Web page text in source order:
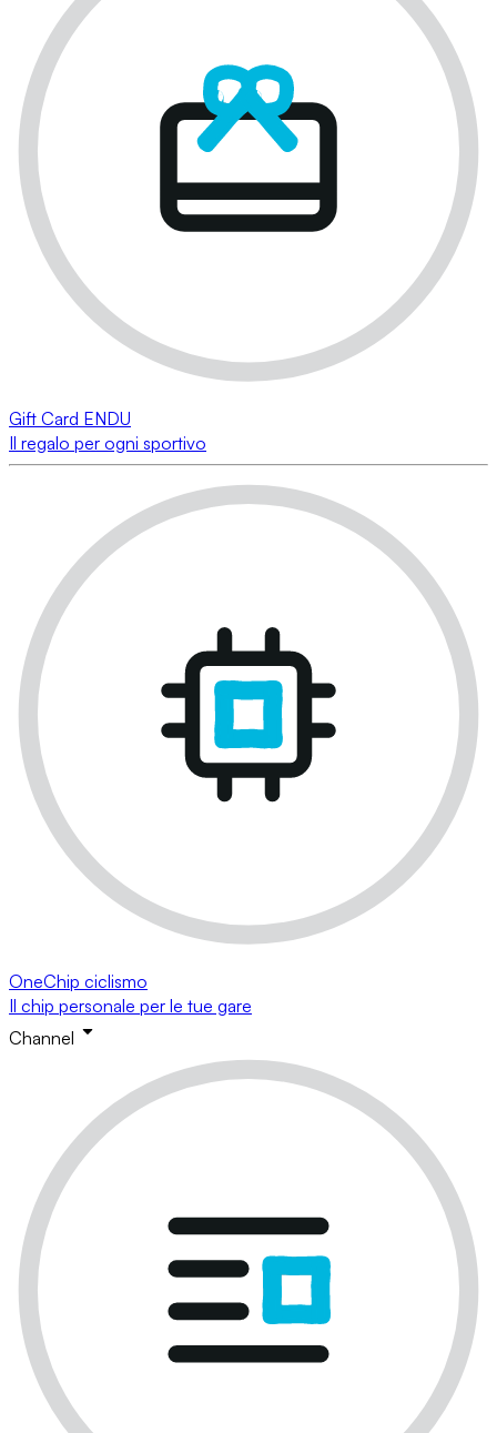
Gift Card ENDU
Il regalo per ogni sportivo
OneChip ciclismo
Il chip personale per le tue gare
Channel